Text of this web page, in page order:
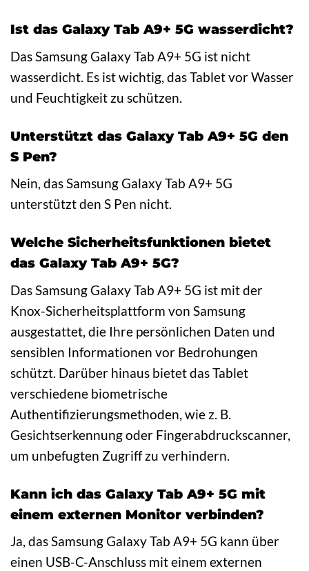
Ist das Galaxy Tab A9+ 5G wasserdicht?
Das Samsung Galaxy Tab A9+ 5G ist nicht
wasserdicht. Es ist wichtig, das Tablet vor Wasser
und Feuchtigkeit zu schützen.
Unterstützt das Galaxy Tab A9+ 5G den
S Pen?
Nein, das Samsung Galaxy Tab A9+ 5G
unterstützt den S Pen nicht.
Welche Sicherheitsfunktionen bietet
das Galaxy Tab A9+ 5G?
Das Samsung Galaxy Tab A9+ 5G ist mit der
Knox-Sicherheitsplattform von Samsung
ausgestattet, die Ihre persönlichen Daten und
sensiblen Informationen vor Bedrohungen
schützt. Darüber hinaus bietet das Tablet
verschiedene biometrische
Authentifizierungsmethoden, wie z. B.
Gesichtserkennung oder Fingerabdruckscanner,
um unbefugten Zugriff zu verhindern.
Kann ich das Galaxy Tab A9+ 5G mit
einem externen Monitor verbinden?
Ja, das Samsung Galaxy Tab A9+ 5G kann über
einen USB-C-Anschluss mit einem externen